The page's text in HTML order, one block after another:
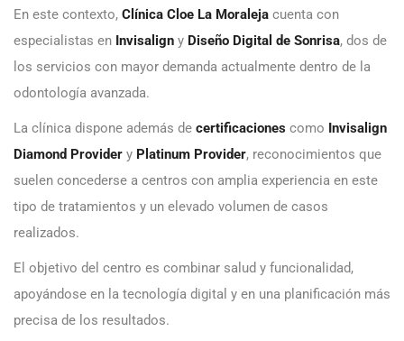
En este contexto, Clínica Cloe La Moraleja cuenta con
especialistas en Invisalign y Diseño Digital de Sonrisa, dos de
los servicios con mayor demanda actualmente dentro de la
odontología avanzada.
La clínica dispone además de certificaciones como Invisalign
Diamond Provider y Platinum Provider, reconocimientos que
suelen concederse a centros con amplia experiencia en este
tipo de tratamientos y un elevado volumen de casos
realizados.
El objetivo del centro es combinar salud y funcionalidad,
apoyándose en la tecnología digital y en una planificación más
precisa de los resultados.